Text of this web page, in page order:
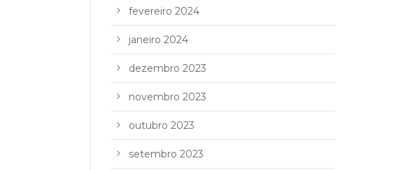
fevereiro 2024
janeiro 2024
dezembro 2023
novembro 2023
outubro 2023
setembro 2023